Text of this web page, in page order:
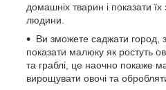
домашніх тварин і показати їх
людини.
Ви зможете саджати город,
показати малюку як ростуть
та граблі, це наочно покаже
вирощувати овочі та